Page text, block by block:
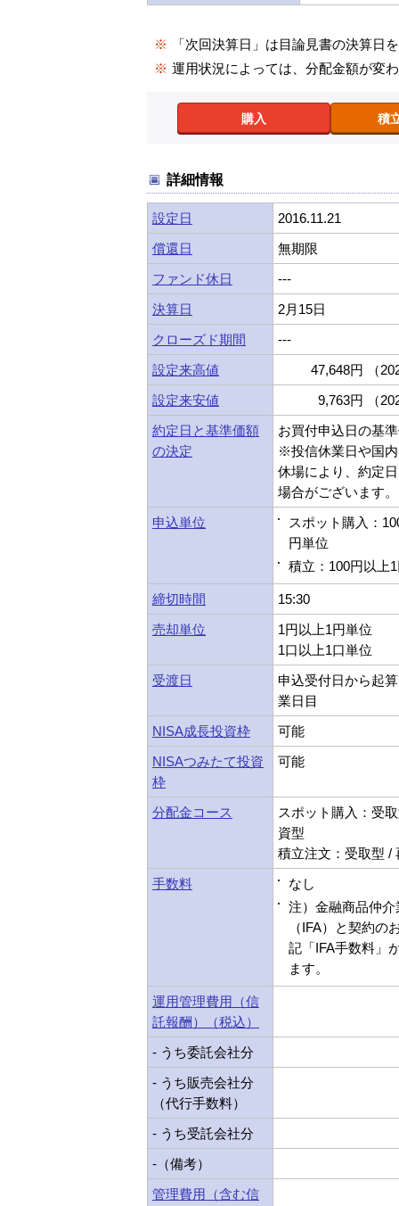
※
「次回決算日」は目論見書の決算日
※ 運用状況によっては、分配金額が変
購入 積
詳細情報
設定日
2016.11.21
償還日
無期限
ファンド休日
---
決算日
2月15日
クローズド期間
---
設定来高値
47,648円 （
設定来安値
9,763円 （
約定日と基準価額
の決定
お買付申込日の基
※投信休業日や国
休場により、約定
場合がございます。
申込単位
スポット購入：
円単位
積立：100円以上
締切時間
15:30
売却単位
1円以上1円単位
1口以上1口単位
受渡日
申込受付日から起
業日目
NISA成長投資枠
可能
NISAつみたて投資
枠
可能
分配金コース
スポット購入：受
資型
積立注文：受取型 /
手数料
なし
注）金融商品仲介
（IFA）と契約の
記「IFA手数料」
ます。
運用管理費用（信
託報酬）（税込）
- うち委託会社分
- うち販売会社分
（代行手数料）
- うち受託会社分
-（備考）
管理費用（含む信